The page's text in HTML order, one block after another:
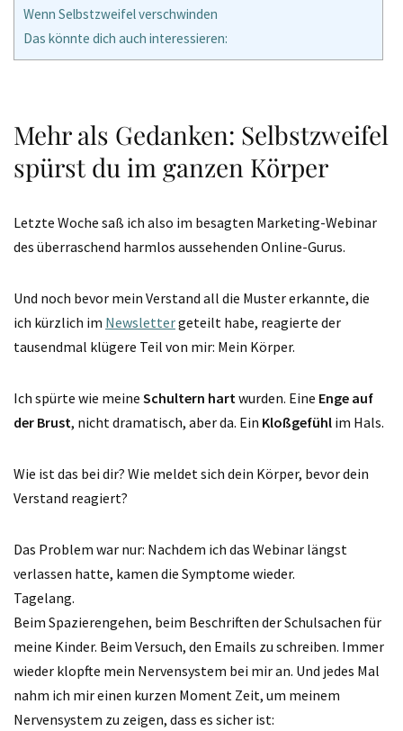
Wenn Selbstzweifel verschwinden
Das könnte dich auch interessieren:
Mehr als Gedanken: Selbstzweifel
spürst du im ganzen Körper
Letzte Woche saß ich also im besagten Marketing-Webinar
des überraschend harmlos aussehenden Online-Gurus.
Und noch bevor mein Verstand all die Muster erkannte, die
ich kürzlich im Newslettergeteilt habe, reagierte der
tausendmal klügere Teil von mir: Mein Körper.
Ich spürte wie meine Schultern hartwurden. Eine Enge auf
der Brust, nicht dramatisch, aber da. Ein Kloßgefühl im Hals.
Wie ist das bei dir? Wie meldet sich dein Körper, bevor dein
Verstand reagiert?
Das Problem war nur: Nachdem ich das Webinar längst
verlassen hatte, kamen die Symptome wieder.
Tagelang.
Beim Spazierengehen, beim Beschriften der Schulsachen für
meine Kinder. Beim Versuch, den Emails zu schreiben. Immer
wieder klopfte mein Nervensystem bei mir an. Und jedes Mal
nahm ich mir einen kurzen Moment Zeit, um meinem
Nervensystem zu zeigen, dass es sicher ist: